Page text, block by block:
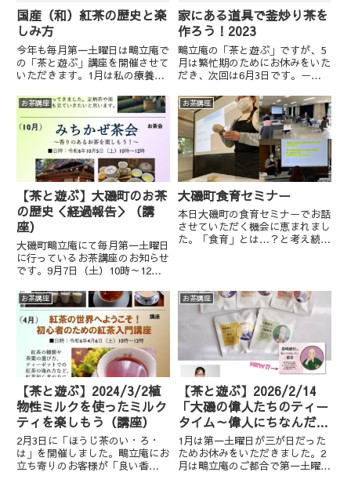
国産（和）紅茶の歴史と楽
しみ方
今年も毎月第一土曜日は鴫立庵で
の「茶と遊ぶ」講座を開催させて
いただきます。1月は私の療養の
ため、2月よりスタートです。ー
ーーーーーーーーーーーーーー■
タイトル「国産（和）紅茶の歴史
と楽しみ方」■日時：2023年...
家にある道具で釜炒り茶を
作ろう！2023
鴫立庵の「茶と遊ぶ」ですが、5
月は繁忙期のためにお休みをいた
だき、次回は6月3日です。ー－
■タイトル「家にある道具で釜炒
り茶を作ろう！2023」■日時：
2023年6月3日（土）10時〜12
時・13時～15時（各...
お茶講座
【茶と遊ぶ】大磯町のお茶
の歴史＜経過報告＞（講
座）
大磯町鴫立庵にて毎月第一土曜日
に行っているお茶講座のお知らせ
です。9月7日（土）10時～12時
告＞」です。
お茶講座
大磯町食育セミナー
本日大磯町の食育セミナーでお話
させていただく機会に恵まれまし
た。「食育」とは…？と考え続
帰り際、参加くださった若いお母
様が（今回は託児があったため）
久...
お茶講座
【茶と遊ぶ】2024/3/2植
物性ミルクを使ったミルク
ティを楽しもう（講座）
2月3日に「ほうじ茶のい・ろ・
は」を開催しました。鴫立庵にお
立ち寄りのお客様が「良い香
お茶講座
【茶と遊ぶ】2026/2/14
「大磯の偉人たちのティー
タイム～偉人にちなんだお
茶を飲みながら～」（講
座）
1月は第一土曜日が三が日だった
ためお休みをいただきました。2
月は鴫立庵のご都合で第一土曜日